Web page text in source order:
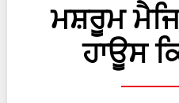
ਮਸ਼ਰੂਮ
ਹਾਊਸ